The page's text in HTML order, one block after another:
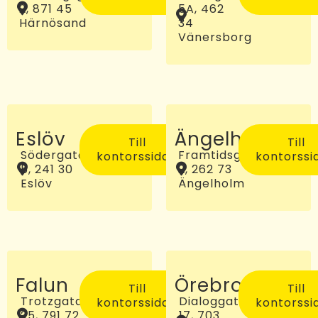
2, 871 45
Härnösand
5A, 462
34
Vänersborg
Eslöv
Södergatan
5, 241 30
Eslöv
Till
kontorssidan
Ängelholm
Framtidsgatan
2, 262 73
Ängelholm
Till
Falun
Trotzgatan
Till
kontorssidan
Örebro
Dialoggatan
Till